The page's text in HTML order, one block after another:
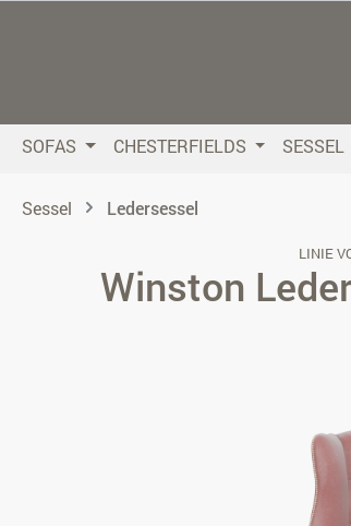
SOFAS CHESTERFIELDS SESSEL
Sessel Ledersessel
LINIE
Winston